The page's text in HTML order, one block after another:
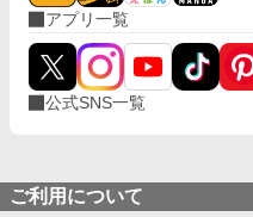
アプリ一覧
公式SNS一覧
ご利用について